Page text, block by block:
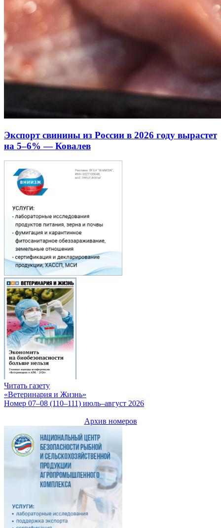
Экспорт свинины из России в 2026 году вырастет
на 5–6% — Ковалев
Читать газету
«Ветеринария и Жизнь»
Номер 07–08 (110–111) июль–август 2026
Архив номеров